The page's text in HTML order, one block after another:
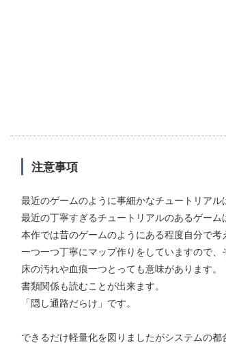
注意事項
最近のゲームのように事細かなチュートリアル
最近の丁寧すぎるチュートリアルのあるゲーム
本作では昔のゲームのようにある程度自分で考
一つ一つ丁寧にマップ作りをしていますので、
床の汚れや血痕一つとっても意味があります。
書類関係も読むことが出来ます。
「隠し通路だらけ」です。
できるだけ軽量化を図りましたがシステムの都